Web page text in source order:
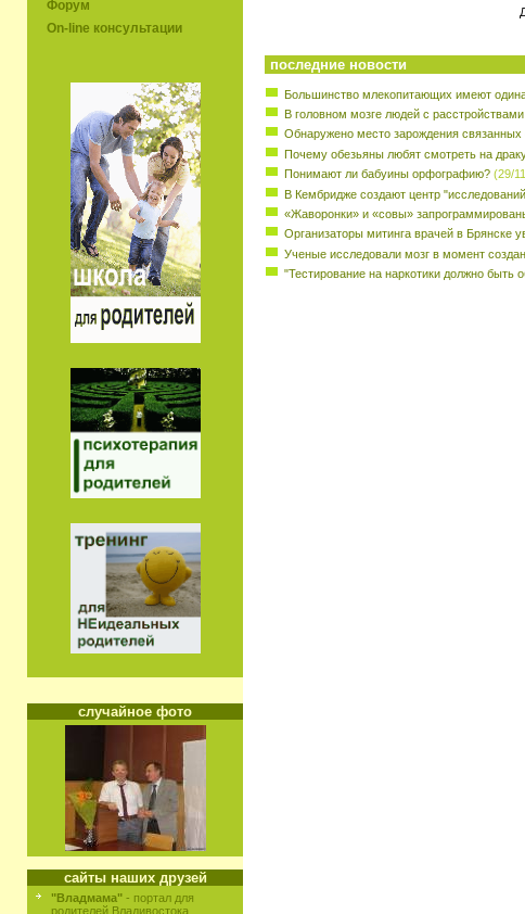
Форум
On-line консультации
случайное фото
сайты наших друзей
"Владмама" - портал для
родителей Владивостока
последние новости
Большинство млекопитающих имеют
В головном мозге людей с
Обнаружено место зарождения
Почему обезьяны любят смотреть на
Понимают ли бабуины орфографию? (29/
В Кембридже создают центр
«Жаворонки» и «совы»
Организаторы митинга врачей в Брянске
Ученые исследовали мозг в момент
"Тестирование на наркотики должно быть